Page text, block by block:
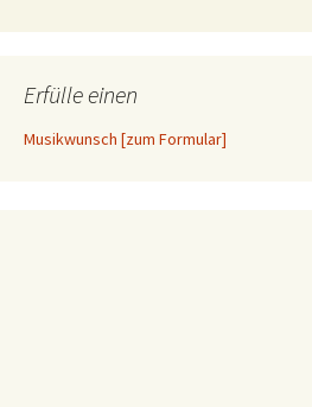
Erfülle einen
Musikwunsch [zum Formular]